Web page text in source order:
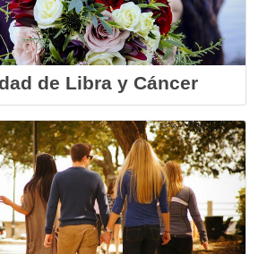
de Libra y Cáncer